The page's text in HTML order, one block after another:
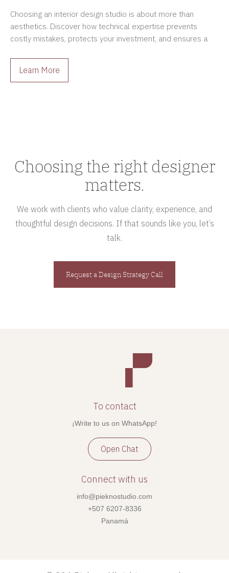
Choosing an interior design studio is about more than
aesthetics. Discover how technical expertise prevents
costly mistakes, protects your investment, and ensures a
Learn More
Choosing the right designer
matters.
We work with clients who value clarity, experience, and
thoughtful design decisions. If that sounds like you, let’s
talk.
Request a Design Strategy Call
To contact
¡Write to us on WhatsApp!
Open Chat
Connect with us
info@pieknostudio.com
+507 6207-8336
Panamá